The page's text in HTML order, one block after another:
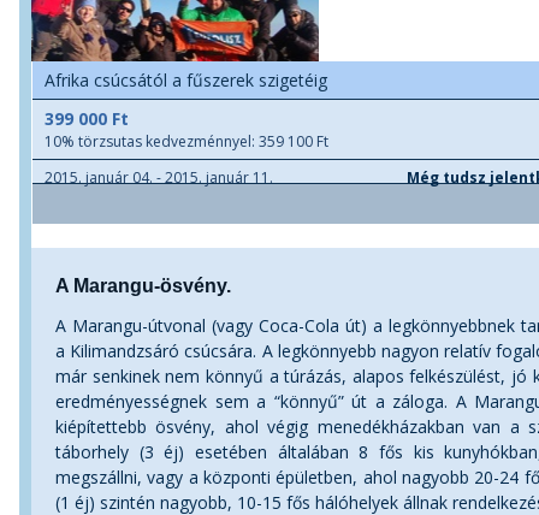
Afrika csúcsától a fűszerek szigetéig
399 000 Ft
10% törzsutas kedvezménnyel: 359 100 Ft
Még tudsz
2015. január 04. - 2015. január 11.
A Marangu-ösvény.
A Marangu-útvonal (vagy Coca-Cola út) a legkönnyebbnek
a Kilimandzsáró csúcsára. A legkönnyebb nagyon relatív
már senkinek nem könnyű a túrázás, alapos felkészülést,
eredményességnek sem a “könnyű” út a záloga. A
kiépítettebb ösvény, ahol végig menedékházakban van a
táborhely (3 éj) esetében általában 8 fős kis
megszállni, vagy a központi épületben, ahol nagyobb 20-24
(1 éj) szintén nagyobb, 10-15 fős hálóhelyek állnak